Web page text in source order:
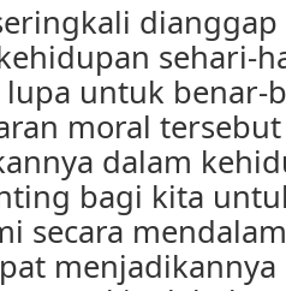
dianggap
sehari-
untuk benar-
moral
dalam
bagi kita
secara